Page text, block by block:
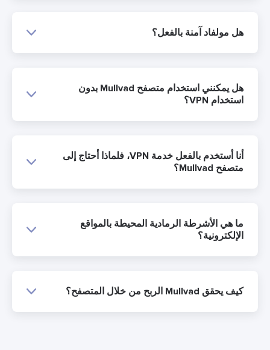
هل مولفاد آمنة بالفعل؟
هل يمكنني استخدام متصفح Mullvad بدون
استخدام VPN؟
أنا أستخدم بالفعل خدمة VPN، فلماذا أحتاج إلى
متصفح Mullvad؟
ما هي الأشرطة الرمادية المحيطة بالمواقع
الإلكترونية؟
كيف يحقق Mullvad الربح من خلال المتصفح؟